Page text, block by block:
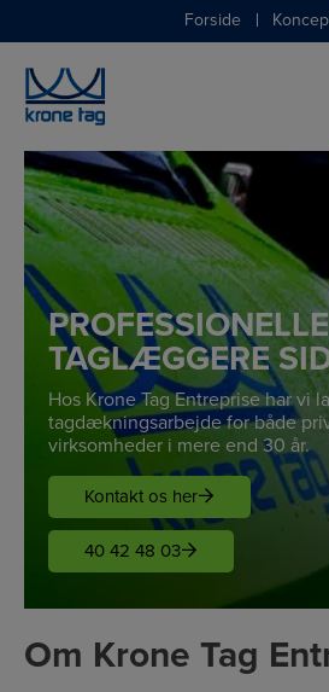
til
indholdet
Forside
PROFESSIONELLE
TAGLÆGGERE
Hos Krone Tag Entreprise har vi
tagdækningsarbejde for både
virksomheder i mere end 30 år.
Kontakt os her
40 42 48 03
Om Krone Tag